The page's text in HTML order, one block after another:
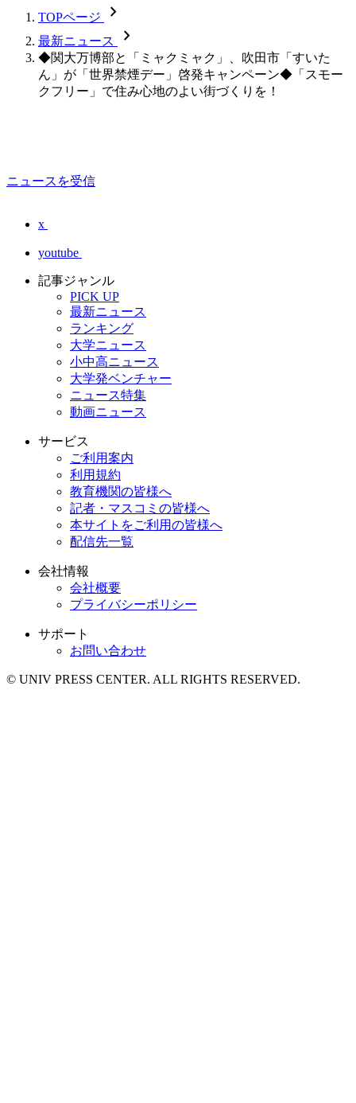
TOPページ chevron_forward
最新ニュース chevron_forward
◆関大万博部と「ミャクミャク」、吹田市「すいた
ん」が「世界禁煙デー」啓発キャンペーン◆「スモー
クフリー」で住み心地のよい街づくりを！
ニュースを受信
x
youtube
記事ジャンル
PICK UP
最新ニュース
ランキング
大学ニュース
小中高ニュース
大学発ベンチャー
ニュース特集
動画ニュース
サービス
ご利用案内
利用規約
教育機関の皆様へ
記者・マスコミの皆様へ
本サイトをご利用の皆様へ
配信先一覧
会社情報
会社概要
プライバシーポリシー
サポート
お問い合わせ
© UNIV PRESS CENTER. ALL RIGHTS RESERVED.